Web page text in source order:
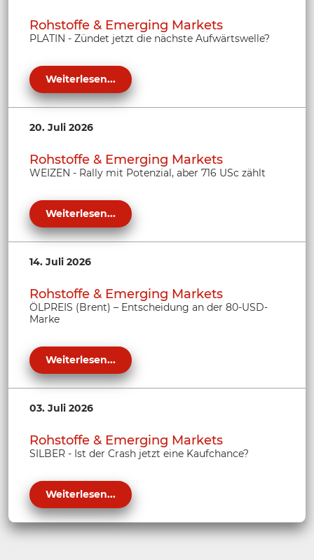
Rohstoffe & Emerging Markets
PLATIN - Zündet jetzt die nächste Aufwärtswelle?
Weiterlesen...
20. Juli 2026
Rohstoffe & Emerging Markets
WEIZEN - Rally mit Potenzial, aber 716 USc zählt
Weiterlesen...
14. Juli 2026
Rohstoffe & Emerging Markets
ÖLPREIS (Brent) – Entscheidung an der 80-USD-
Marke
Weiterlesen...
03. Juli 2026
Rohstoffe & Emerging Markets
SILBER - Ist der Crash jetzt eine Kaufchance?
Weiterlesen...